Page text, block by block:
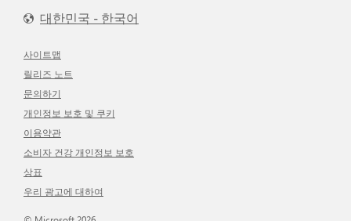
대한민국 - 한국어
사이트맵
릴리즈 노트
문의하기
개인정보 보호 및 쿠키
이용약관
소비자 건강 개인정보 보호
상표
우리 광고에 대하여